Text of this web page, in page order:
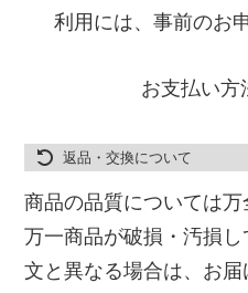
利用には、事前のお
お支払い方
返品・交換について
商品の品質については万
万一商品が破損・汚損
文と異なる場合は、お